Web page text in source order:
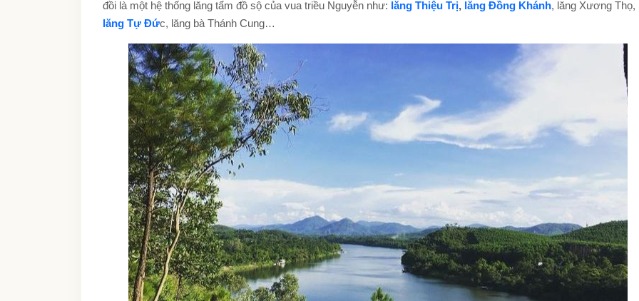
đồi là một hệ thống lăng tẩm đồ sộ của vua triều Nguyễn như: lăng Thiệu Trị, lăng Đồng Khánh, lăng Xương Thọ,
lăng Tự Đức, lăng bà Thánh Cung…